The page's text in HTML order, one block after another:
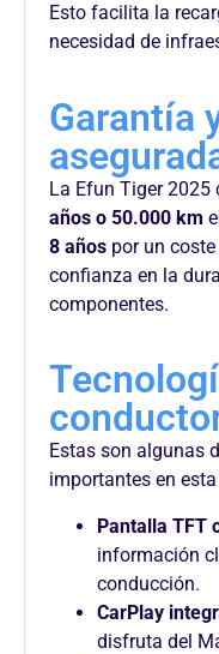
Esto facilita la
necesidad de
Garantía
La Efun Tiger 2025
años o 50.000 km
8 años por un
confianza en la
componentes.
Estas son algunas
importantes en
Pantalla TFT
información
conducción.
CarPlay
disfruta del